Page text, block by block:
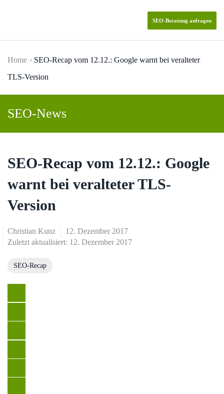
SEO-Beratung anfragen
Home
SEO-Recap vom 12.12.: Google warnt bei veralteter
TLS-Version
SEO-News
SEO-Recap vom 12.12.: Google
warnt bei veralteter TLS-
Version
Christian Kunz
12. Dezember 2017
Zuletzt aktualisiert: 12. Dezember 2017
SEO-Recap